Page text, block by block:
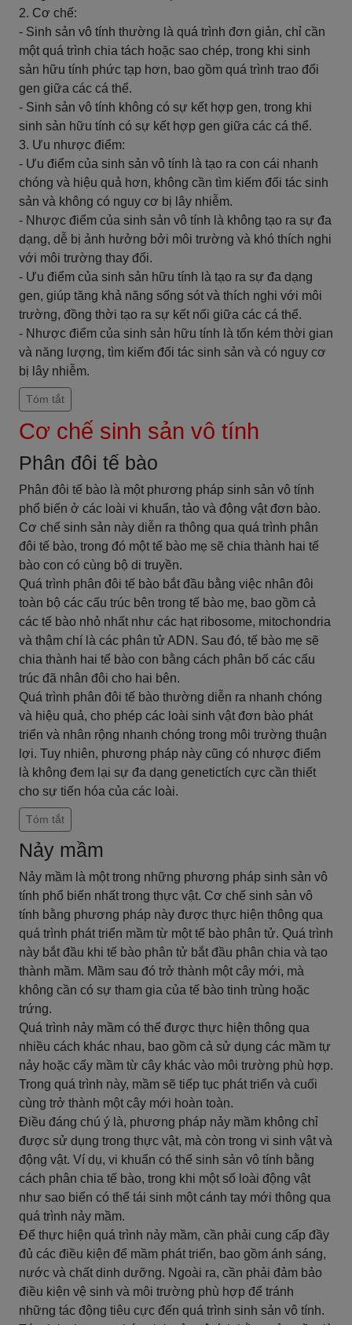
2. Cơ chế:
- Sinh sản vô tính thường là quá trình đơn giản, chỉ cần
một quá trình chia tách hoặc sao chép, trong khi sinh
sản hữu tính phức tạp hơn, bao gồm quá trình trao đổi
gen giữa các cá thể.
- Sinh sản vô tính không có sự kết hợp gen, trong khi
sinh sản hữu tính có sự kết hợp gen giữa các cá thể.
3. Ưu nhược điểm:
- Ưu điểm của sinh sản vô tính là tạo ra con cái nhanh
chóng và hiệu quả hơn, không cần tìm kiếm đối tác sinh
sản và không có nguy cơ bị lây nhiễm.
- Nhược điểm của sinh sản vô tính là không tạo ra sự đa
dạng, dễ bị ảnh hưởng bởi môi trường và khó thích nghi
với môi trường thay đổi.
- Ưu điểm của sinh sản hữu tính là tạo ra sự đa dạng
gen, giúp tăng khả năng sống sót và thích nghi với môi
trường, đồng thời tạo ra sự kết nối giữa các cá thể.
- Nhược điểm của sinh sản hữu tính là tốn kém thời gian
và năng lượng, tìm kiếm đối tác sinh sản và có nguy cơ
bị lây nhiễm.
Tóm tắt
Cơ chế sinh sản vô tính
Phân đôi tế bào
Phân đôi tế bào là một phương pháp sinh sản vô tính
phổ biến ở các loài vi khuẩn, tảo và động vật đơn bào.
Cơ chế sinh sản này diễn ra thông qua quá trình phân
đôi tế bào, trong đó một tế bào mẹ sẽ chia thành hai tế
bào con có cùng bộ di truyền.
Quá trình phân đôi tế bào bắt đầu bằng việc nhân đôi
toàn bộ các cấu trúc bên trong tế bào mẹ, bao gồm cả
các tế bào nhỏ nhất như các hạt ribosome, mitochondria
và thậm chí là các phân tử ADN. Sau đó, tế bào mẹ sẽ
chia thành hai tế bào con bằng cách phân bố các cấu
trúc đã nhân đôi cho hai bên.
Quá trình phân đôi tế bào thường diễn ra nhanh chóng
và hiệu quả, cho phép các loài sinh vật đơn bào phát
triển và nhân rộng nhanh chóng trong môi trường thuận
lợi. Tuy nhiên, phương pháp này cũng có nhược điểm
là không đem lại sự đa dạng genetictích cực cần thiết
cho sự tiến hóa của các loài.
Tóm tắt
Nảy mầm
Nảy mầm là một trong những phương pháp sinh sản vô
tính phổ biến nhất trong thực vật. Cơ chế sinh sản vô
tính bằng phương pháp này được thực hiện thông qua
quá trình phát triển mầm từ một tế bào phân tử. Quá trình
này bắt đầu khi tế bào phân tử bắt đầu phân chia và tạo
thành mầm. Mầm sau đó trở thành một cây mới, mà
không cần có sự tham gia của tế bào tinh trùng hoặc
trứng.
Quá trình nảy mầm có thể được thực hiện thông qua
nhiều cách khác nhau, bao gồm cả sử dụng các mầm tự
nảy hoặc cấy mầm từ cây khác vào môi trường phù hợp.
Trong quá trình này, mầm sẽ tiếp tục phát triển và cuối
cùng trở thành một cây mới hoàn toàn.
Điều đáng chú ý là, phương pháp nảy mầm không chỉ
được sử dụng trong thực vật, mà còn trong vi sinh vật và
động vật. Ví dụ, vi khuẩn có thể sinh sản vô tính bằng
cách phân chia tế bào, trong khi một số loài động vật
như sao biển có thể tái sinh một cánh tay mới thông qua
quá trình nảy mầm.
Để thực hiện quá trình nảy mầm, cần phải cung cấp đầy
đủ các điều kiện để mầm phát triển, bao gồm ánh sáng,
nước và chất dinh dưỡng. Ngoài ra, cần phải đảm bảo
điều kiện vệ sinh và môi trường phù hợp để tránh
những tác động tiêu cực đến quá trình sinh sản vô tính.